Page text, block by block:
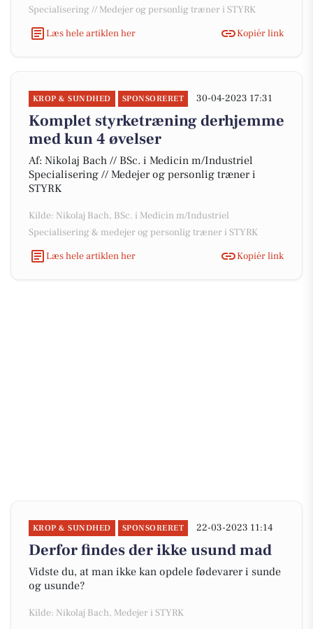
Specialisering // Medejer og personlig træner i STYRK
Læs hele artiklen her
Kopiér link
KROP & SUNDHED SPONSORERET 30-04-2023 17:31
Komplet styrketræning derhjemme
med kun 4 øvelser
Af: Nikolaj Bach // BSc. i Medicin m/Industriel
Specialisering // Medejer og personlig træner i
STYRK
Kilde: Nikolaj Bach, BSc. i Medicin m/Industriel
Specialisering & medejer og personlig træner i STYRK
Læs hele artiklen her
Kopiér link
KROP & SUNDHED SPONSORERET 22-03-2023 11:14
Derfor findes der ikke usund mad
Vidste du, at man ikke kan opdele fødevarer i sunde
og usunde?
Kilde: Nikolaj Bach, Medejer i STYRK